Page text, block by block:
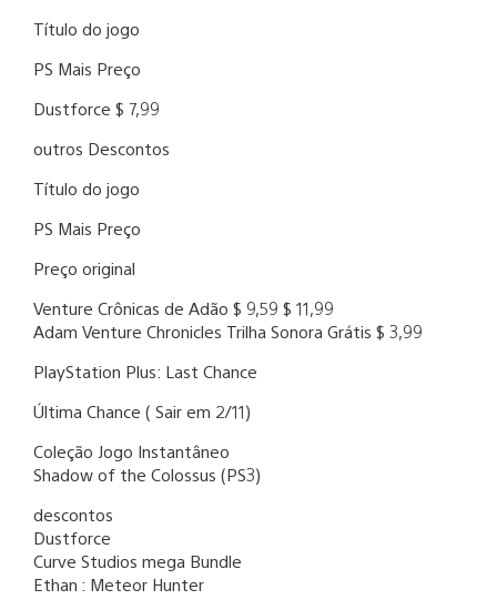
Título do jogo
PS Mais Preço
Dustforce $ 7,99
outros Descontos
Título do jogo
PS Mais Preço
Preço original
Venture Crônicas de Adão $ 9,59 $ 11,99
Adam Venture Chronicles Trilha Sonora Grátis $ 3,99
PlayStation Plus: Last Chance
Última Chance ( Sair em 2/11)
Coleção Jogo Instantâneo
Shadow of the Colossus (PS3)
descontos
Dustforce
Curve Studios mega Bundle
Ethan : Meteor Hunter